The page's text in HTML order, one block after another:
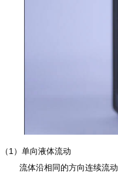
（1）单向液体流动
流体沿相同的方向连续流动